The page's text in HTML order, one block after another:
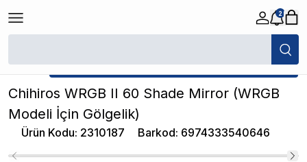
2
/ Chihiros WRGB II 60 Shade Mirror (WRGB
★ Atakan Petshop, Chihiros yetkili satıcısıdır.
Chihiros WRGB II 60 Shade Mirror (WRGB
Modeli İçin Gölgelik)
Ürün Kodu: 2310187 Barkod: 6974333540646